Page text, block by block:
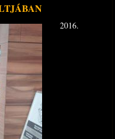
2016.